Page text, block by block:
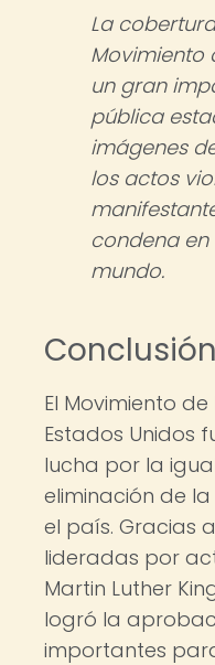
La
Movimiento
un gran
pública
imágenes
los actos
condena en
mundo.
Conclusión
El Movimiento
Estados Unidos
lucha por la
eliminación de
el país. Gracias
lideradas por
Martin Luther
logró la
importantes